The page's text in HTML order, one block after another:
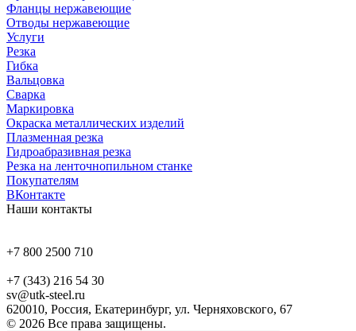
Фланцы нержавеющие
Отводы нержавеющие
Услуги
Резка
Гибка
Вальцовка
Сварка
Маркировка
Окраска металлических изделий
Плазменная резка
Гидроабразивная резка
Резка на ленточнопильном станке
Покупателям
ВКонтакте
Наши контакты
+7 800 2500 710
+7 (343) 216 54 30
sv@utk-steel.ru
620010, Россия, Екатеринбург, ул. Черняховского, 67
© 2026 Все права защищены.